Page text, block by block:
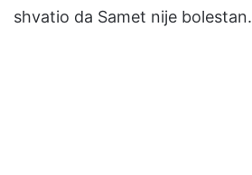
shvatio da Samet nije bolestan.